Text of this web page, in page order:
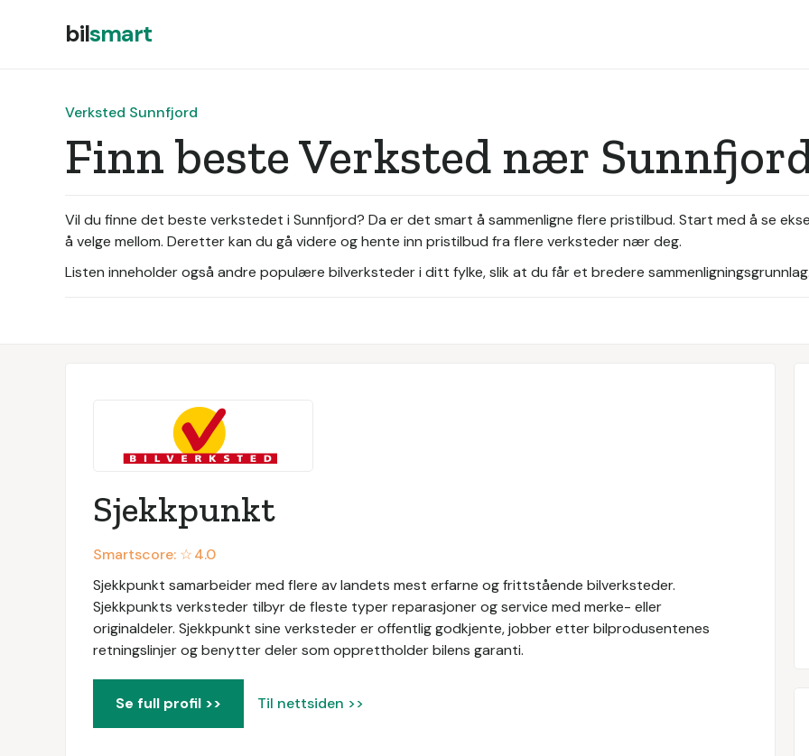
bilsmart
Verksted Sunnfjord
Finn beste Verksted nær
Vil du finne det beste verkstedet i Sunnfjord? Da er det smart å sammenligne flere pristilbud. Start med å se
å velge mellom. Deretter kan du gå videre og hente inn pristilbud fra flere verksteder nær deg.
Listen inneholder også andre populære bilverksteder i ditt fylke, slik at du får et bredere sammenligningsgrunnlag.
Sjekkpunkt
Smartscore: ☆4.0
Sjekkpunkt samarbeider med flere av landets mest erfarne og frittstående bilverksteder.
Sjekkpunkts verksteder tilbyr de fleste typer reparasjoner og service med merke- eller
originaldeler. Sjekkpunkt sine verksteder er offentlig godkjente, jobber etter bilprodusentenes
retningslinjer og benytter deler som opprettholder bilens garanti.
Se full profil >> Til nettsiden >>